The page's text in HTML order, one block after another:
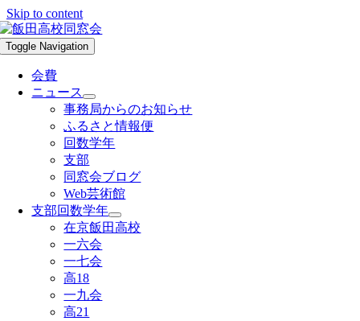
Skip to content
Toggle Navigation
会費
ニュース
事務局からのお知らせ
ふるさと情報便
回数学年
支部
同窓会ブログ
Web芸術館
支部回数学年
在京飯田高校
一六会
一七会
高18
一九会
高21